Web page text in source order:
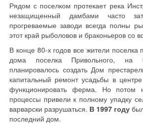
Рядом с поселком протекает река
незащищенный дамбами часто
прогреваемые заводи всегда полны
этот край рыболовов и браконьеров со
В конце 80-х годов все жители поселка
дома поселка Привольного, на
планировалось создать Дом
капитальный ремонт усадьбы в
функционировать ферма. Но потом
процессы привели к полному упадку
варварски разрушаться. В 1997 году
последний дом.